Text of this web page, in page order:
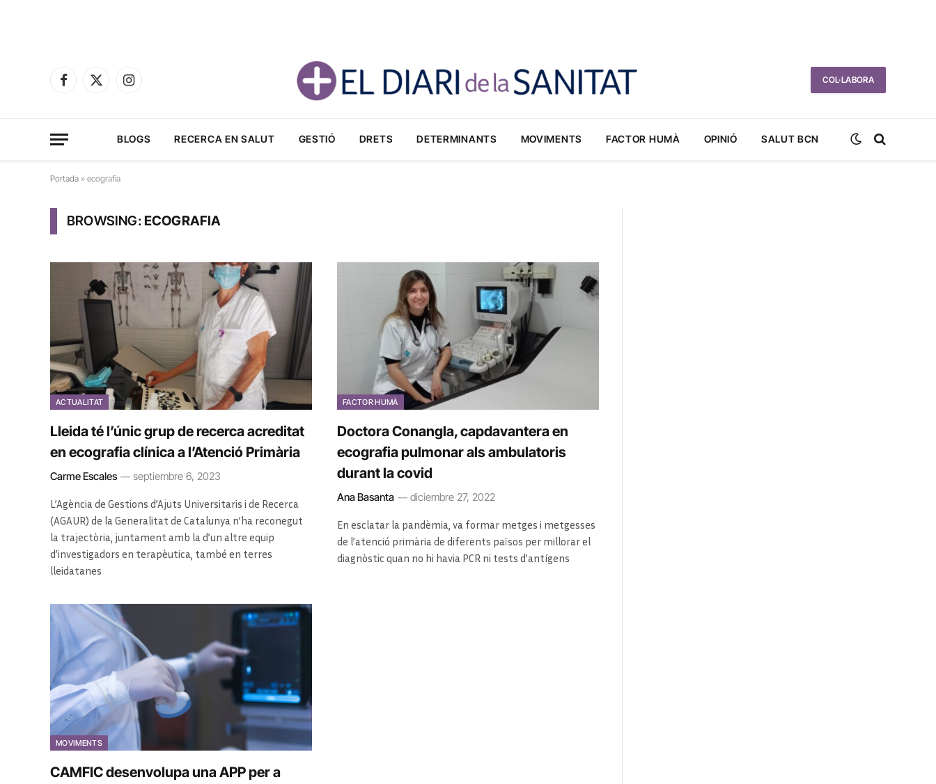
Facebook
X
Instagram
COL·LABORA
BLOGS RECERCA EN SALUT GESTIÓ DRETS DETERMINANTS MOVIMENTS FACTOR HUMÀ OPINIÓ SALUT BCN
Portada » ecografia
BROWSING:ECOGRAFIA
ACTUALITAT
Lleida té l’únic grup de recerca acreditat
en ecografia clínica a l’Atenció Primària
Carme Escales septiembre 6, 2023
L’Agència de Gestions d’Ajuts Universitaris i de Recerca
(AGAUR) de la Generalitat de Catalunya n’ha reconegut
la trajectòria, juntament amb la d’un altre equip
d’investigadors en terapèutica, també en terres
lleidatanes
FACTOR HUMÀ
Doctora Conangla, capdavantera en
ecografia pulmonar als ambulatoris
durant la covid
Ana Basanta diciembre 27, 2022
En esclatar la pandèmia, va formar metges i metgesses
de l’atenció primària de diferents països per millorar el
diagnòstic quan no hi havia PCR ni tests d’antígens
MOVIMENTS
CAMFIC desenvolupa una APP per a